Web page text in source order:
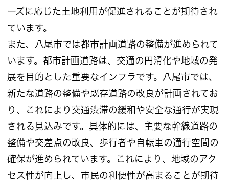
ーズに応じた土地利用が促進されることが期待され
ています。
また、八尾市では都市計画道路の整備が進められて
います。都市計画道路は、交通の円滑化や地域の発
展を目的とした重要なインフラです。八尾市では、
新たな道路の整備や既存道路の改良が計画されてお
り、これにより交通渋滞の緩和や安全な通行が実現
される見込みです。具体的には、主要な幹線道路の
整備や交差点の改良、歩行者や自転車の通行空間の
確保が進められています。これにより、地域のアク
セス性が向上し、市民の利便性が高まることが期待